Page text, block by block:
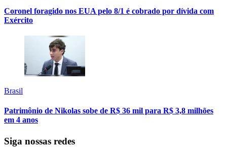
Coronel foragido nos EUA pelo 8/1 é cobrado por dívida com
Exército
Brasil
Patrimônio de Nikolas sobe de R$ 36 mil para R$ 3,8 milhões
em 4 anos
Siga nossas redes